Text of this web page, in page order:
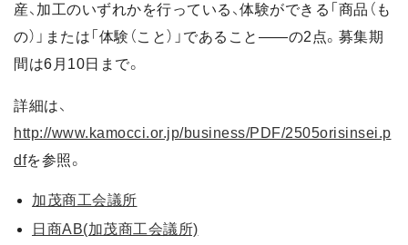
産、加工のいずれかを行っている、体験ができる「商品（も
の）」または「体験（こと）」であること――の2点。募集期
間は6月10日まで。
詳細は、
http://www.kamocci.or.jp/business/PDF/2505orisinsei.p
dfを参照。
加茂商工会議所
日商AB(加茂商工会議所)